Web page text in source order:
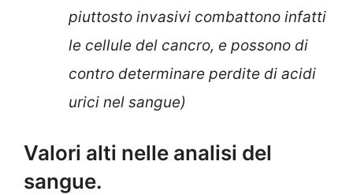
piuttosto invasivi combattono infatti
le cellule del cancro, e possono di
contro determinare perdite di acidi
urici nel sangue)
Valori alti nelle analisi del
sangue.